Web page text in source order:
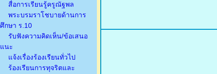
สื่อการเรียนรู้ครูณัฐพล
พระบรมราโชบายด้านการ
ศึกษา ร.10
รับฟังความคิดเห็น/ข้อเสนอ
แนะ
แจ้งเรื่องร้องเรียนทั่วไป
ร้องเรียนการทุจริตและ